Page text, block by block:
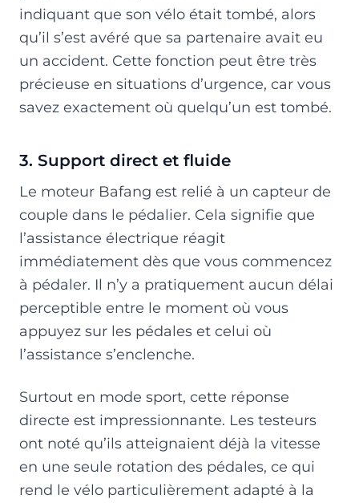
indiquant que son vélo était tombé, alors
qu’il s’est avéré que sa partenaire avait eu
un accident. Cette fonction peut être très
précieuse en situations d’urgence, car vous
savez exactement où quelqu’un est tombé.
3. Support direct et fluide
Le moteur Bafang est relié à un capteur de
couple dans le pédalier. Cela signifie que
l’assistance électrique réagit
immédiatement dès que vous commencez
à pédaler. Il n’y a pratiquement aucun délai
perceptible entre le moment où vous
appuyez sur les pédales et celui où
l’assistance s’enclenche.
Surtout en mode sport, cette réponse
directe est impressionnante. Les testeurs
ont noté qu’ils atteignaient déjà la vitesse
en une seule rotation des pédales, ce qui
rend le vélo particulièrement adapté à la